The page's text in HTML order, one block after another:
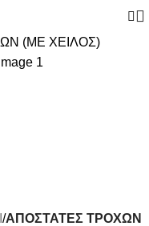
ΑΠΟΣΤΑΤΕΣ ΤΡΟΧΩΝ